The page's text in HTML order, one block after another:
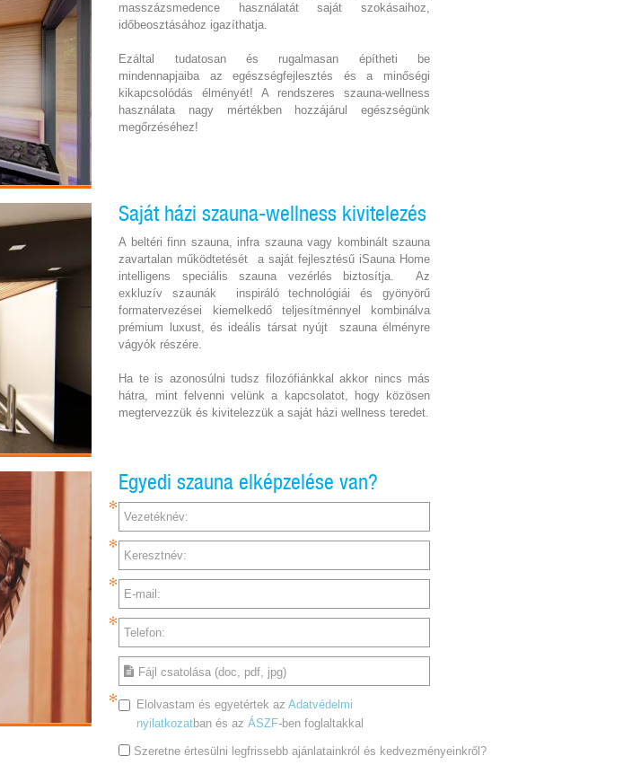
masszázsmedence használatát saját szokásaihoz,
időbeosztásához igazíthatja.
Ezáltal tudatosan és rugalmasan építheti be
mindennapjaiba az egészségfejlesztés és a minőségi
kikapcsolódás élményét! A rendszeres szauna-wellness
használata nagy mértékben hozzájárul egészségünk
megőrzéséhez!
Saját házi szauna-wellness kivitelezés
A beltéri finn szauna, infra szauna vagy kombinált szauna
zavartalan működtetését a saját fejlesztésű iSauna Home
intelligens speciális szauna vezérlés biztosítja. Az
exkluzív szaunák inspiráló technológiái és gyönyörű
formatervezései kiemelkedő teljesítménnyel kombinálva
prémium luxust, és ideális társat nyújt szauna élményre
vágyók részére.
Ha te is azonosúlni tudsz filozófiánkkal akkor nincs más
hátra, mint felvenni velünk a kapcsolatot, hogy közösen
megtervezzük és kivitelezzük a saját házi wellness teredet.
Egyedi szauna elképzelése van?
Vezetéknév:
Keresztnév:
E-mail:
Telefon:
Fájl csatolása (doc, pdf, jpg)
Elolvastam és egyetértek azAdatvédelmi
nyilatkozatban és azÁSZF-ben foglaltakkal
Szeretne értesülni legfrissebb ajánlatainkról és kedvezményeinkről?